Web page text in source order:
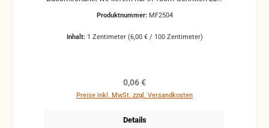
Produktnummer: MF2504
Inhalt: 1 Zentimeter (6,00 € / 100 Zentimeter)
Regulärer Preis:
0,06 €
Preise inkl. MwSt. zzgl. Versandkosten
Details